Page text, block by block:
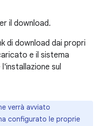
il download.
di download dai propri
e il sistema
sul
verrà avviato
configurato le proprie